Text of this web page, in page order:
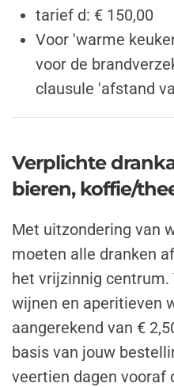
tarief d: € 150,00
Voor 'warme
voor de
clausule 'afstand
Verplichte
bieren, koffie/
Met uitzondering van
moeten alle dranken
het vrijzinnig
wijnen en aperitieven
aangerekend van €
basis van jouw
veertien dagen vooraf